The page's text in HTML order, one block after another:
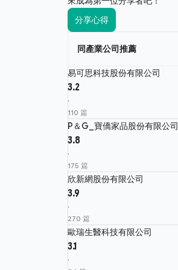
分享心得
同產業公司推薦
易可思科技股份有限公司
3.2
·
110 篇
P＆G_寶僑家品股份有限公司
3.8
·
175 篇
欣新網股份有限公司
3.9
·
270 篇
歐瑞生醫科技有限公司
3.1
·